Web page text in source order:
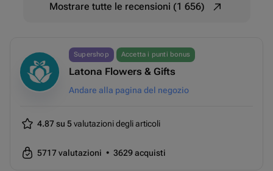
Mostrare tutte le recensioni (1 656)
Supershop Accetta i punti bonus
Latona Flowers & Gifts
Andare alla pagina del negozio
4.87 su 5valutazioni degli articoli
5717valutazioni • 3629acquisti